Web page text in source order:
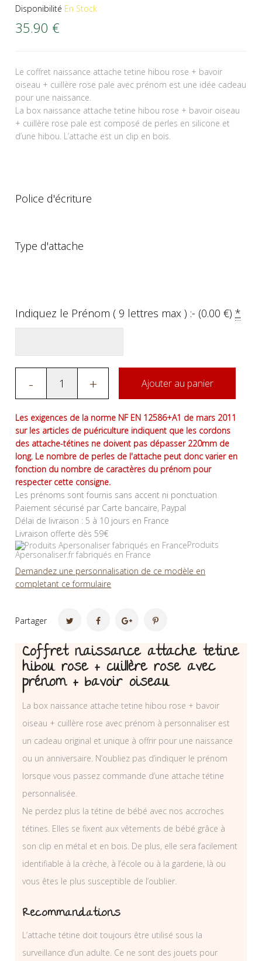
Disponibilité En Stock
35.90 €
Le coffret naissance attache tetine hibou rose + bavoir
oiseau + cuillère rose pale avec prénom est une idée cadeau
pour une naissance.
La box naissance attache tetine hibou rose + bavoir oiseau
+ cuillère rose pale est composé de perles en silicone et
d’une hibou. L’attache est un clip en bois.
Police d'écriture
Type d'attache
Indiquez le Prénom ( 9 lettres max ) :- (0.00€)*
- + Ajouter au panier
Les exigences de la norme NF EN 12586+A1 de mars 2011
sur les articles de puériculture indiquent que les cordons
des attache-tétines ne doivent pas dépasser 220mm de
long. Le nombre de perles de l'attache peut donc varier en
fonction du nombre de caractères du prénom pour
respecter cette consigne.
Les prénoms sont fournis sans accent ni ponctuation
Paiement sécurisé par Carte bancaire, Paypal
Délai de livraison : 5 à 10 jours en France
Livraison offerte dès 59€
Produits
Apersonaliser.fr fabriqués en France
Demandez une personnalisation de ce modèle en
completant ce formulaire
Partager
Coffret naissance attache tetine
hibou rose + cuillère rose avec
prénom + bavoir oiseau
La box naissance attache tetine hibou rose + bavoir
oiseau + cuillère rose avec prénom à personnaliser est
un cadeau original et unique à offrir pour une naissance
ou un anniversaire. N’oubliez pas d’indiquer le prénom
lorsque vous passez commande d’une attache tétine
personnalisée.
Ne perdez plus la tétine de bébé avec nos accroches
tétines. Elles se fixent aux vêtements de bébé grâce à
son clip en métal et en bois. De plus, elle sera facilement
identifiable à la crèche, à l’école ou à la garderie, là ou
vous êtes le plus susceptible de l’oublier.
Recommandations
L’attache tétine doit toujours être utilisé sous la
surveillance d’un adulte. Ce ne sont des jouets pour